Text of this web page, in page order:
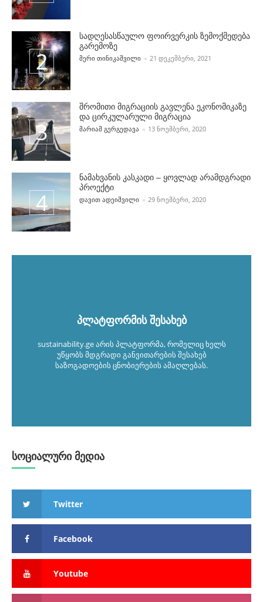
სადღესასწაულო ფოირვერკის ზემოქმედება
გარემოზე
POSTED BY
ᲛᲔᲠᲘ ᲗᲘᲜᲘᲙᲐᲨᲕᲘᲚᲘ 21 ᲓᲔᲙᲔᲛᲑᲔᲠᲘ, 2021
შრომითი მიგრაციის გავლენა ეკონომიკაზე
და ცირკულარული მიგრაცია
POSTED BY
ᲛᲐᲠᲘᲐᲛ ᲒᲔᲠᲒᲔᲓᲐᲕᲐ 13 ᲜᲝᲔᲛᲑᲔᲠᲘ, 2020
ნამახვანის კასკადი – ყოვლად არამდგრადი
პროექტი
POSTED BY
ᲓᲐᲕᲘᲗ ᲐᲓᲔᲘᲨᲕᲘᲚᲘ 29 ᲜᲝᲔᲛᲑᲔᲠᲘ, 2020
პლატფორმის შესახებ
sustainability.ge არის პლატფორმა, რომელიც ხელს
უწყობს მდგრადი განვითარების შესახებ
საზოგადოების ცნობიერების ამაღლებას.
სოციალური მედია
Twitter
Facebook
Youtube